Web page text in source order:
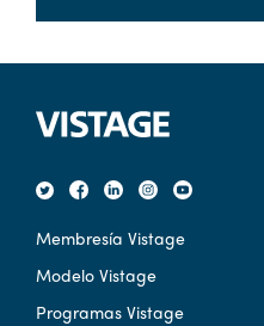
Membresía Vistage
Modelo Vistage
Programas Vistage